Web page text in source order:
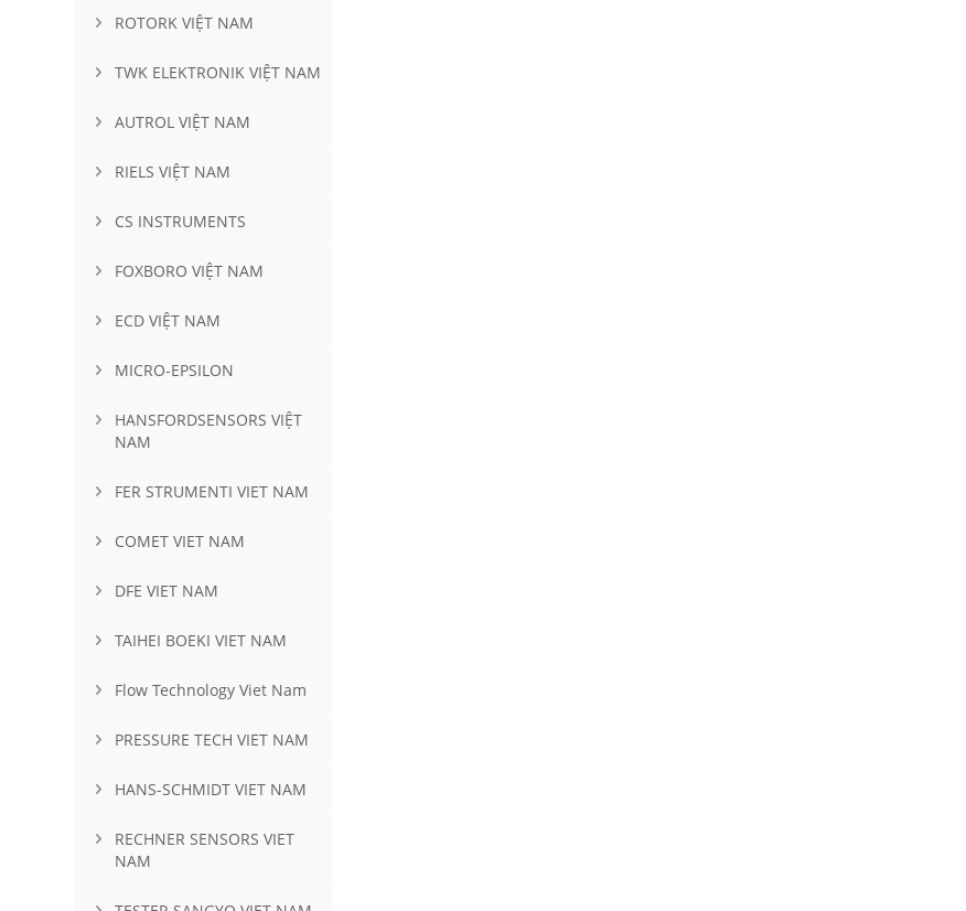
ROTORK VIỆT NAM
TWK ELEKTRONIK VIỆT NAM
AUTROL VIỆT NAM
RIELS VIỆT NAM
CS INSTRUMENTS
FOXBORO VIỆT NAM
ECD VIỆT NAM
MICRO-EPSILON
HANSFORDSENSORS VIỆT
NAM
FER STRUMENTI VIET NAM
COMET VIET NAM
DFE VIET NAM
TAIHEI BOEKI VIET NAM
Flow Technology Viet Nam
PRESSURE TECH VIET NAM
HANS-SCHMIDT VIET NAM
RECHNER SENSORS VIET
NAM